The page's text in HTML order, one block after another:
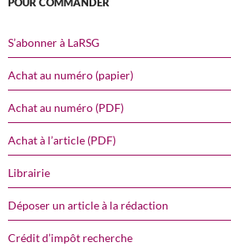
S’abonner à LaRSG
Achat au numéro (papier)
Achat au numéro (PDF)
Achat à l’article (PDF)
Librairie
Déposer un article à la rédaction
Crédit d’impôt recherche